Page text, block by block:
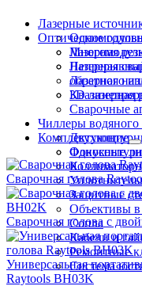
Лазерные
обратного
Оптические
Лазерная
Лазерная
Лазерная
3D лазерная
Сварочные
Чиллеры
Комплектующие
Фокусные
Защитные
Объективы в
Сопла
Кабели и
Ремонтные
Система
Сварочная голова
Сварочная голова c
Универсальная
Raytools BH03K